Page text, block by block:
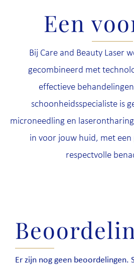
Een
Bij Care and Beauty Laser
gecombineerd met
effectieve
schoonheidsspecialiste is
microneedling en
in voor jouw huid, met een
respectvolle
Er zijn nog geen beoordelingen.